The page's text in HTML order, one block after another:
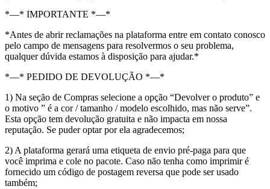
*—* IMPORTANTE *—*
*Antes de abrir reclamações na plataforma entre em contato conosco
pelo campo de mensagens para resolvermos o seu problema,
qualquer dúvida estamos à disposição para ajudar.*
*—* PEDIDO DE DEVOLUÇÃO *—*
1) Na seção de Compras selecione a opção “Devolver o produto” e
o motivo ” é a cor / tamanho / modelo escolhido, mas não serve”.
Esta opção tem devolução gratuita e não impacta em nossa
reputação. Se puder optar por ela agradecemos;
2) A plataforma gerará uma etiqueta de envio pré-paga para que
você imprima e cole no pacote. Caso não tenha como imprimir é
fornecido um código de postagem reversa que pode ser usado
também;